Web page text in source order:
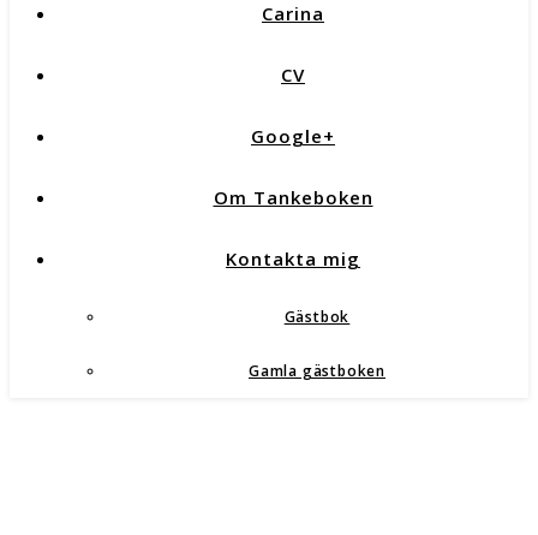
Carina
CV
Google+
Om Tankeboken
Kontakta mig
Gästbok
Gamla gästboken